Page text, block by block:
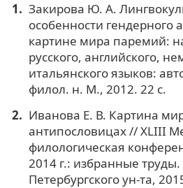
Закирова Ю. А.
особенности гендерного
картине мира паремий:
русского, английского,
итальянского языков:
филол. н. М., 2012. 22 с.
Иванова Е. В. Картина
антипословицах // XLIII
филологическая
2014 г.: избранные
Петербургского ун-та,